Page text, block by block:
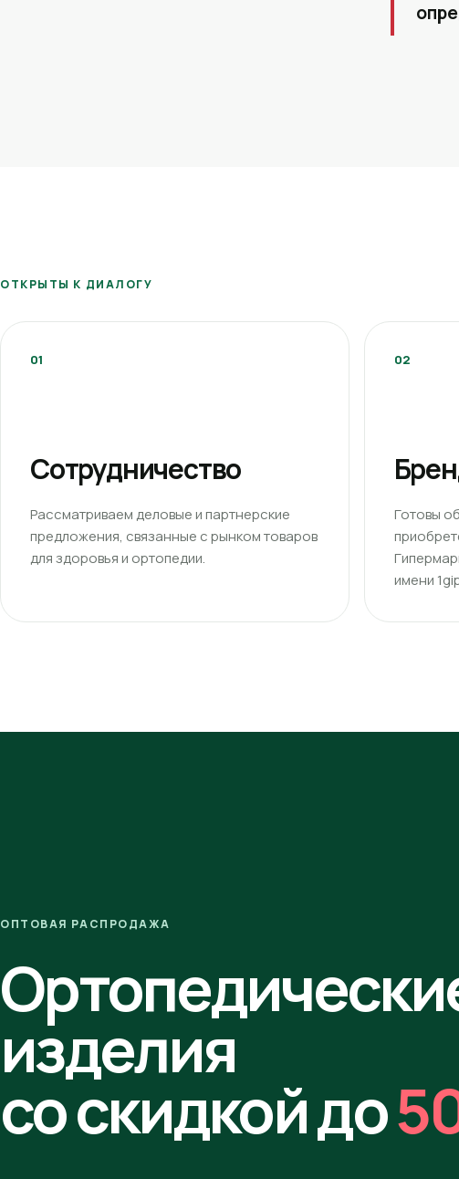
ОТКРЫТЫ К ДИАЛОГУ
01
Сотрудничество
Рассматриваем деловые и партнерские
предложения, связанные с рынком товаров
для здоровья и ортопедии.
02
Готовы
имени
ОПТОВАЯ РАСПРОДАЖА
изделия
со скидкой до